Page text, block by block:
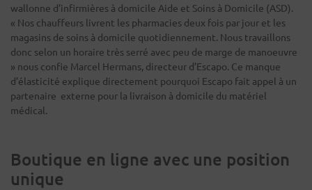
wallonne d’infirmières à domicile Aide et Soins à Domicile (ASD).
« Nos chauffeurs livrent les pharmacies deux fois par jour et les
magasins de soins à domicile quotidiennement. Nous travaillons
donc selon un horaire très serré avec peu de marge de manoeuvre
» nous confie Marcel Hermans, directeur d’Escapo. Ce manque
d’élasticité explique directement pourquoi Escapo fait appel à un
partenaire externe pour la livraison à domicile du matériel
médical.
Boutique en ligne avec une position
unique